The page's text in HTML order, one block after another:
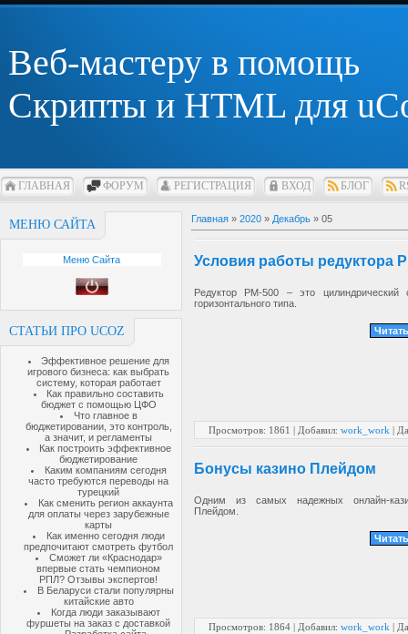
Веб-мастеру в помощь
Скрипты и HTML для
ГЛАВНАЯ ФОРУМ РЕГИСТРАЦИЯ ВХОД БЛОГ
МЕНЮ САЙТА
Меню Сайта
СТАТЬИ ПРО UCOZ
Эффективное решение для
игрового бизнеса: как выбрать
систему, которая работает
Как правильно составить
бюджет с помощью ЦФО
Что главное в
бюджетировании, это контроль,
а значит, и регламенты
Как построить эффективное
бюджетирование
Каким компаниям сегодня
часто требуются переводы на
турецкий
Как сменить регион аккаунта
для оплаты через зарубежные
карты
Как именно сегодня люди
предпочитают смотреть футбол
Сможет ли «Краснодар»
впервые стать чемпионом
РПЛ? Отзывы экспертов!
В Беларуси стали популярны
китайские авто
Когда люди заказывают
фуршеты на заказ с доставкой
Главная » 2020 » Декабрь » 05
Условия работы редуктора
Редуктор РМ-500 – это цилиндрический
горизонтального типа.
Просмотров: 1861 | Добавил: work_work |
Бонусы казино Плейдом
Одним из самых надежных онлайн-
Плейдом.
Просмотров: 1864 | Добавил: work_work |